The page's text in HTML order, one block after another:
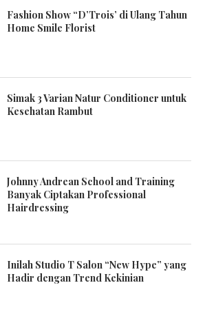
Fashion Show “D’Trois’ di Ulang Tahun
Home Smile Florist
Simak 3 Varian Natur Conditioner untuk
Kesehatan Rambut
Johnny Andrean School and Training
Banyak Ciptakan Professional
Hairdressing
Inilah Studio T Salon “New Hype” yang
Hadir dengan Trend Kekinian